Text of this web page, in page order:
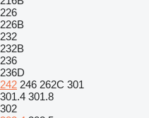
226
226B
232
232B
236
236D
242 246 262C 301
301.4 301.8
302